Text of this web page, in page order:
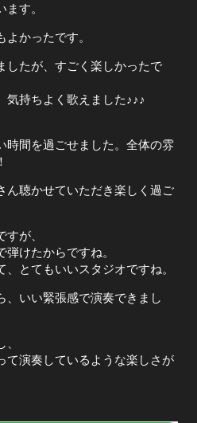
す。
よかったです。
したが、すごく楽しかったで
気持ちよく歌えました♪♪♪
時間を過ごせました。全体の雰
ん聴かせていただき楽しく過ご
が、
けたからですね。
とてもいいスタジオですね。
、いい緊張感で演奏できまし
て演奏しているような楽しさが